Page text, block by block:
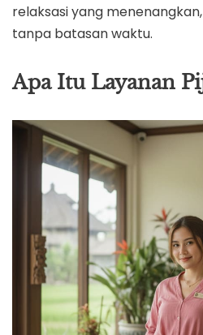
relaksasi yang
tanpa batasan waktu.
Apa Itu Layanan